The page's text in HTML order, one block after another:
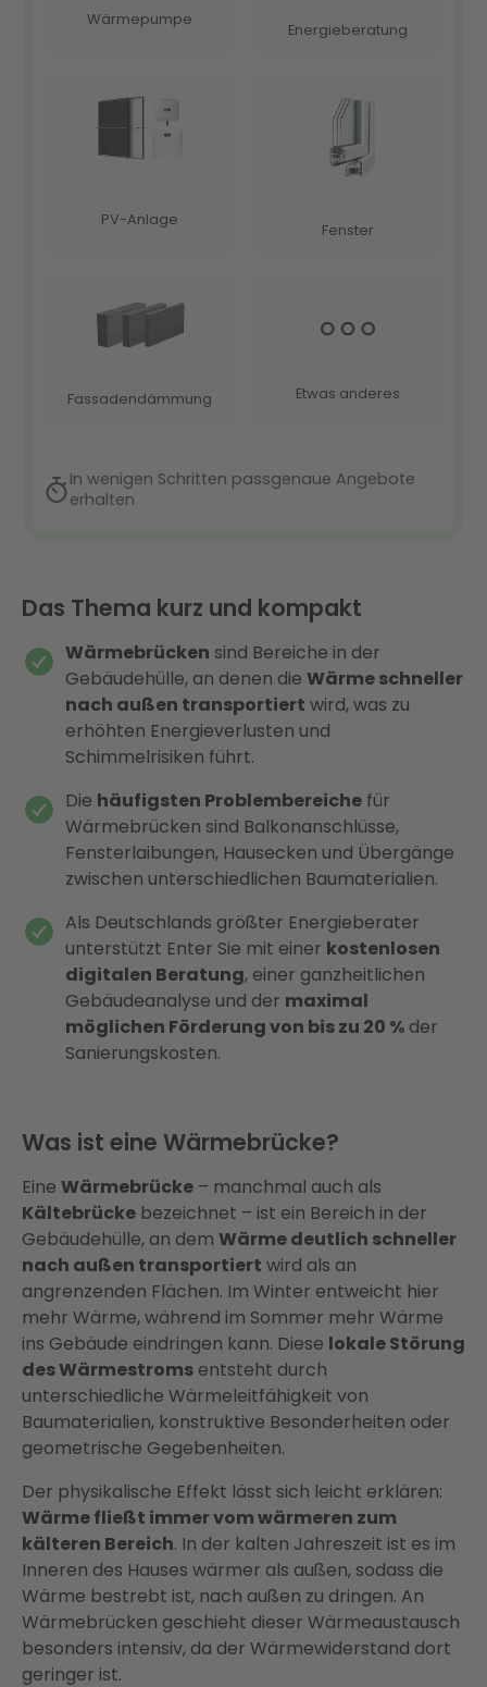
Das Thema kurz und kompakt
Wärmebrücken sind Bereiche in der
Gebäudehülle, an denen die Wärme schneller
nach außen transportiert wird, was zu
erhöhten Energieverlusten und
Schimmelrisiken führt.
Die häufigsten Problembereiche für
Wärmebrücken sind Balkonanschlüsse,
Fensterlaibungen, Hausecken und Übergänge
zwischen unterschiedlichen Baumaterialien.
Als Deutschlands größter Energieberater
unterstützt Enter Sie mit einer kostenlosen
digitalen Beratung, einer ganzheitlichen
Gebäudeanalyse und der maximal
möglichen Förderung von bis zu 20 % der
Sanierungskosten.
Was ist eine Wärmebrücke?
Eine Wärmebrücke – manchmal auch als
Kältebrücke bezeichnet – ist ein Bereich in der
Gebäudehülle, an dem Wärme deutlich schneller
nach außen transportiert wird als an
angrenzenden Flächen. Im Winter entweicht hier
mehr Wärme, während im Sommer mehr Wärme
ins Gebäude eindringen kann. Diese lokale Störung
des Wärmestroms entsteht durch
unterschiedliche Wärmeleitfähigkeit von
Baumaterialien, konstruktive Besonderheiten oder
geometrische Gegebenheiten.
Der physikalische Effekt lässt sich leicht erklären:
Wärme fließt immer vom wärmeren zum
kälteren Bereich. In der kalten Jahreszeit ist es im
Inneren des Hauses wärmer als außen, sodass die
Wärme bestrebt ist, nach außen zu dringen. An
Wärmebrücken geschieht dieser Wärmeaustausch
besonders intensiv, da der Wärmewiderstand dort
geringer ist.